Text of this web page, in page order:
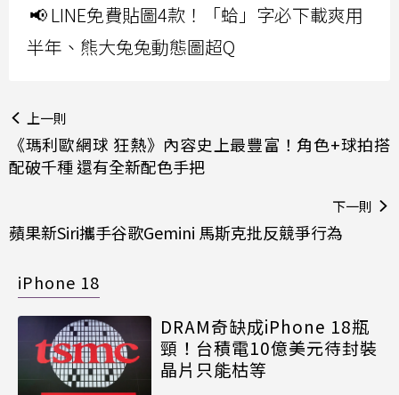
📢 LINE免費貼圖4款！「蛤」字必下載爽用
半年、熊大兔兔動態圖超Q
上一則
《瑪利歐網球 狂熱》內容史上最豐富！角色+球拍搭
配破千種 還有全新配色手把
下一則
蘋果新Siri攜手谷歌Gemini 馬斯克批反競爭行為
iPhone 18
DRAM奇缺成iPhone 18瓶
頸！台積電10億美元待封裝
晶片只能枯等